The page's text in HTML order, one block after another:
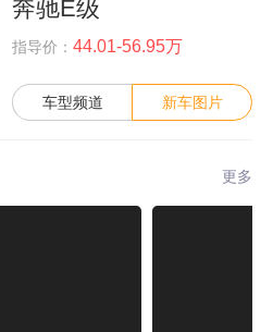
奔驰E级
指导价： 44.01-56.95万
车型频道 新车图片
更多